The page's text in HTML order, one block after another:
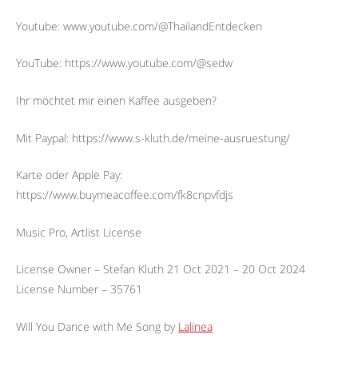
Youtube: www.youtube.com/@ThailandEntdecken
YouTube: https://www.youtube.com/@sedw
Ihr möchtet mir einen Kaffee ausgeben?
Mit Paypal: https://www.s-kluth.de/meine-ausruestung/
Karte oder Apple Pay:
https://www.buymeacoffee.com/fk8cnpvfdjs
Music Pro, Artlist License
License Owner – Stefan Kluth 21 Oct 2021 – 20 Oct 2024
License Number – 35761
Will You Dance with Me Song by Lalinea